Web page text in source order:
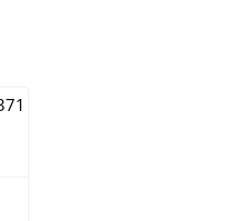
ikke tilgjengelig.)
er foreløpig ikke tilgjengelig.)